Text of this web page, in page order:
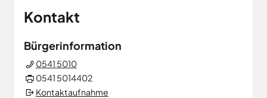
Kontakt
Bürgerinformation
0541 5010
0541 5014402
Kontaktaufnahme
Ostercappeln
Wallenhorst